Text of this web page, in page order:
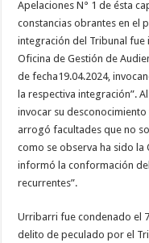
Apelaciones N° 1 de ésta
constancias obrantes en el
integración del Tribunal
Oficina de Gestión de
de fecha19.04.2024,
la respectiva integración”.
invocar su
arrogó facultades que no
como se observa ha sido la
informó la conformación
recurrentes”.
Urribarri fue condenado el
delito de peculado por el